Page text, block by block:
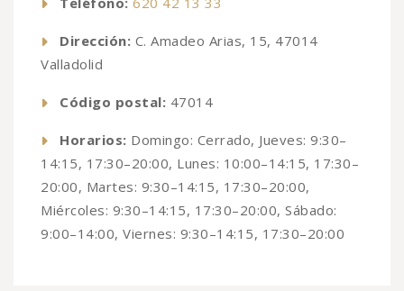
Dirección: C. Amadeo Arias, 15, 47014
Valladolid
Código postal: 47014
Horarios: Domingo: Cerrado, Jueves: 9:30–
14:15, 17:30–20:00, Lunes: 10:00–14:15, 17:30–
20:00, Martes: 9:30–14:15, 17:30–20:00,
Miércoles: 9:30–14:15, 17:30–20:00, Sábado:
9:00–14:00, Viernes: 9:30–14:15, 17:30–20:00